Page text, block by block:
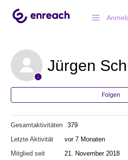
Jürgen
Folgen
Gesamtaktivitäten
379
Letzte Aktivität
vor 7 Monaten
Mitglied seit
21. November 2018